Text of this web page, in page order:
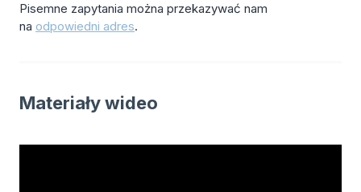
Pisemne zapytania można przekazywać nam
na odpowiedni adres.
Materiały wideo